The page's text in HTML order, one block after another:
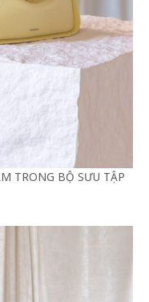
TRONG BỘ SƯU TẬP